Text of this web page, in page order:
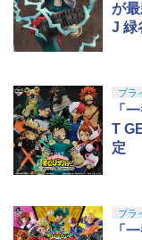
が
J 緑
プラ
「
T
定
プラ
「